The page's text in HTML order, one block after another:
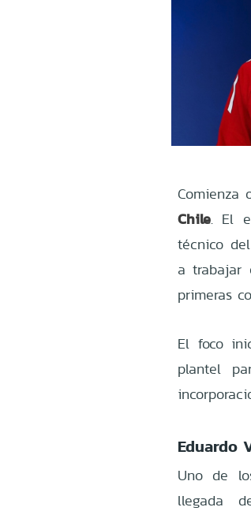
Comienza
Chile. El
técnico
a trabajar
primeras
El foco
plantel
Eduardo
Uno de
llegada